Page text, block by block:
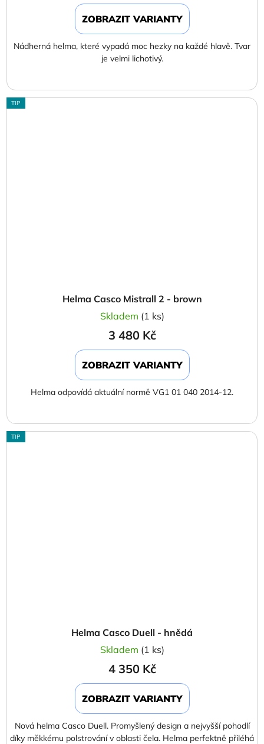
ZOBRAZIT VARIANTY
Nádherná helma, které vypadá moc hezky na každé hlavě. Tvar
je velmi lichotivý.
TIP
Helma Casco Mistrall 2 - brown
Skladem (1 ks)
3 480 Kč
ZOBRAZIT VARIANTY
Helma odpovídá aktuální normě VG1 01 040 2014-12.
TIP
Helma Casco Duell - hnědá
Skladem (1 ks)
4 350 Kč
ZOBRAZIT VARIANTY
Nová helma Casco Duell. Promyšlený design a nejvyšší pohodlí
díky měkkému polstrování v oblasti čela. Helma perfektně přiléhá